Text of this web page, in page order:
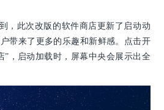
，此次改版的软件商店更新了启动动
带来了更多的乐趣和新鲜感。点击开
”，启动加载时，屏幕中央会展示出全